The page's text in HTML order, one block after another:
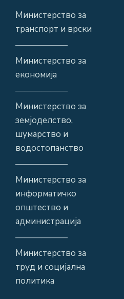
Министерство за
транспорт и врски
——————
Министерство за
економија
——————
Министерство за
земјоделство,
шумарство и
водостопанство
——————
Министерство за
информатичко
општество и
администрација
——————
Министерство за
труд и социјална
политика